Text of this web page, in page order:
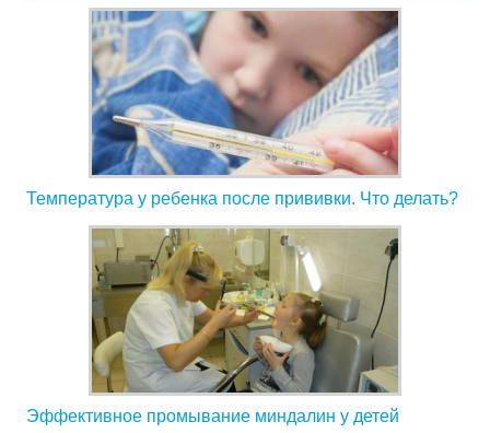
Температура у ребенка после прививки. Что делать?
Эффективное промывание миндалин у детей